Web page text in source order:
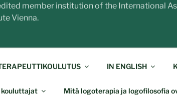
member institution of the International
Vienna.
IN ENGLISH
kouluttajat Mitä logoterapia ja logofilosofia